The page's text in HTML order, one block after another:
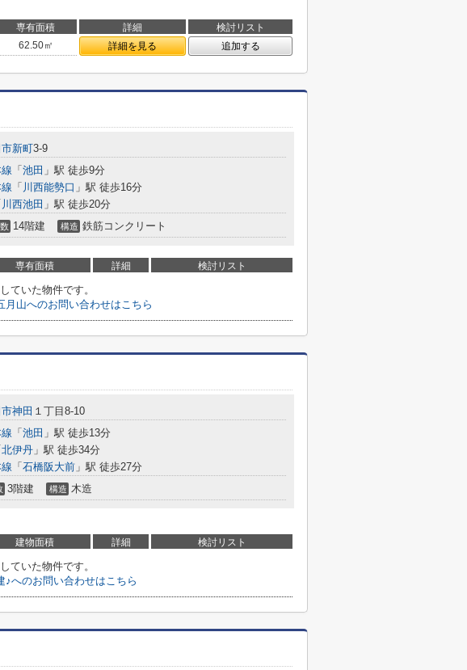
専有面積 詳細
検討リスト
62.50㎡ 詳細を見る 追加する
新町3-9
「 池田 」駅 徒歩9分
「 川西能勢口 」駅 徒歩16分
川西池田 」駅 徒歩20分
14階建 構造 鉄筋コンクリート
専有面積 詳細 検討リスト
ていた物件です。
月山へのお問い合わせはこちら
神田 １丁目8-10
「 池田 」駅 徒歩13分
北伊丹 」駅 徒歩34分
「 石橋阪大前 」駅 徒歩27分
3階建 構造 木造
建物面積 詳細 検討リスト
ていた物件です。
へのお問い合わせはこちら